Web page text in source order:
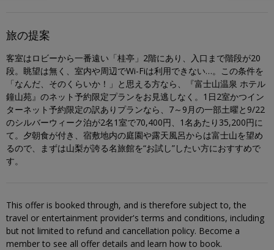
旅の提案
客室はロビーから一番遠い「桂亭」2階にあり、入口まで階段が20
段。眺望は無く、室内や周辺でWi-Fiは利用できない…。この条件を
「なんだ、そのくらいか！」と思える方なら、『富士山温泉 ホテル
鐘山苑』のネット予約限定プランをお見逃しなく。1日2室かつイン
ターネット予約限定の訳ありプランなら、7～9月の一部土曜と9/22
のシルバーウィーク泊が2名1室で70,400円、1名あたり35,200円に
て。夕朝食が付き、宿敷地内の庭園や露天風呂からは富士山を望め
るので、まずは山梨が誇る名旅館を“お試し”したい方におすすめで
す。
This offer is booked through, and is therefore subject to, the
travel or entertainment provider's terms and conditions, including
but not limited to refund and cancellation policy. Become a
member to see all offer details and learn how to book.